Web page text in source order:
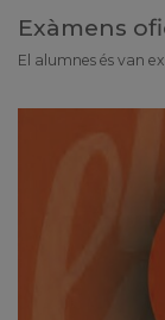
Exàmens
El alumnes és van